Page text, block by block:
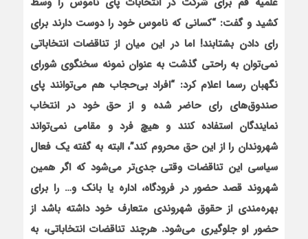
کشید و گفت: “کسانی که ناموس خود را دوست دارند برای
رای دادن بشتابند! اما در این میان از تناقضات انتخاباتی
نمی‌توان به راحتی گذشت به عنوان نمونه سخنگوی شورای
نگهبان رسما اعلام کرد: “افراد بی‌حجاب هم می‌توانند پای
صندوق‌های رای حاضر شده و از حق خود در انتخاب
نمایندگان استفاده کنند و هیچ فرد و مقامی نمی‌تواند
شهروندان را از این حق محروم کند”، البته به گفته یک فعال
سیاسی این تناقضات وقتی جدی‌تر می‌شود که اگر همین
شهروند قصد حضور در فرودگاه، اداره یا بانک و… را برای
بهره‌مندی از حقوق شهروندی متعارف خود داشته باشد از
حضور او جلوگیری می‌شود. هرچند تناقضات انتخاباتی، به